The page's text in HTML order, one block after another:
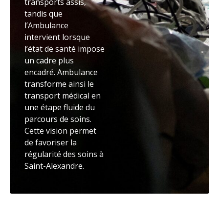
transports assis,
tandis que
l’Ambulance
intervient lorsque
l’état de santé impose
un cadre plus
encadré. Ambulance
transforme ainsi le
transport médical en
une étape fluide du
parcours de soins.
Cette vision permet
de favoriser la
régularité des soins à
Saint-Alexandre.